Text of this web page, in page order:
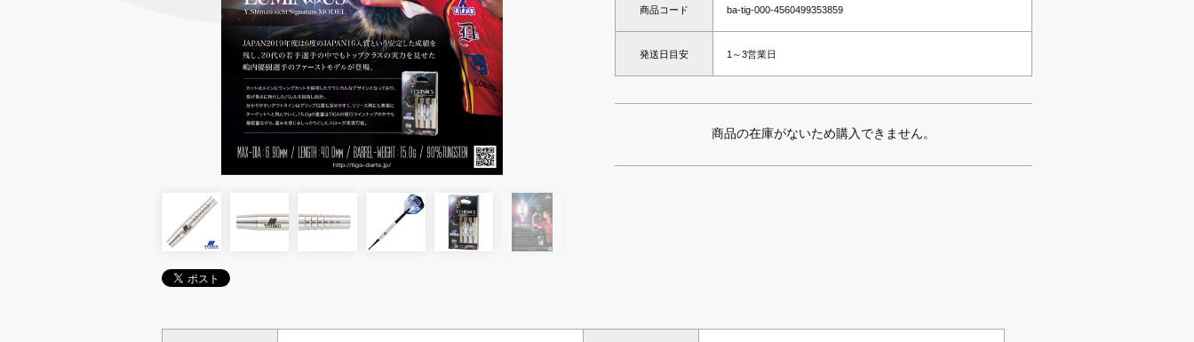
商品コード ba-tig-000-4560499353859
発送日目安 1～3営業日
商品の在庫がないため購入できません。